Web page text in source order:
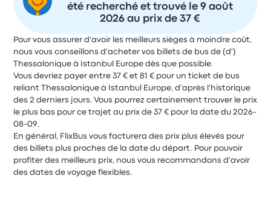
été recherché et trouvé le 9 août
2026 au prix de 37 €
Pour vous assurer d'avoir les meilleurs sièges à moindre coût,
nous vous conseillons d'acheter vos billets de bus de (d')
Thessalonique à Istanbul Europe dès que possible.
Vous devriez payer entre 37 € et 81 € pour un ticket de bus
reliant Thessalonique à Istanbul Europe, d'après l'historique
des 2 derniers jours. Vous pourrez certainement trouver le prix
le plus bas pour ce trajet au prix de 37 € pour la date du 2026-
08-09.
En général, FlixBus vous facturera des prix plus élevés pour
des billets plus proches de la date du départ. Pour pouvoir
profiter des meilleurs prix, nous vous recommandons d'avoir
des dates de voyage flexibles.